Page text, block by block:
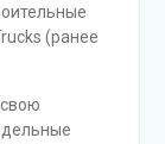
(ранее